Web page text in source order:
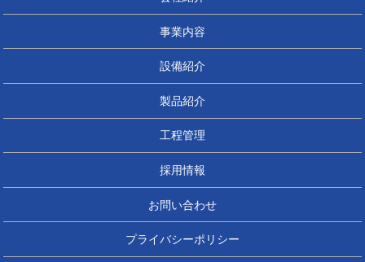
事業内容
設備紹介
製品紹介
工程管理
採用情報
お問い合わせ
プライバシーポリシー